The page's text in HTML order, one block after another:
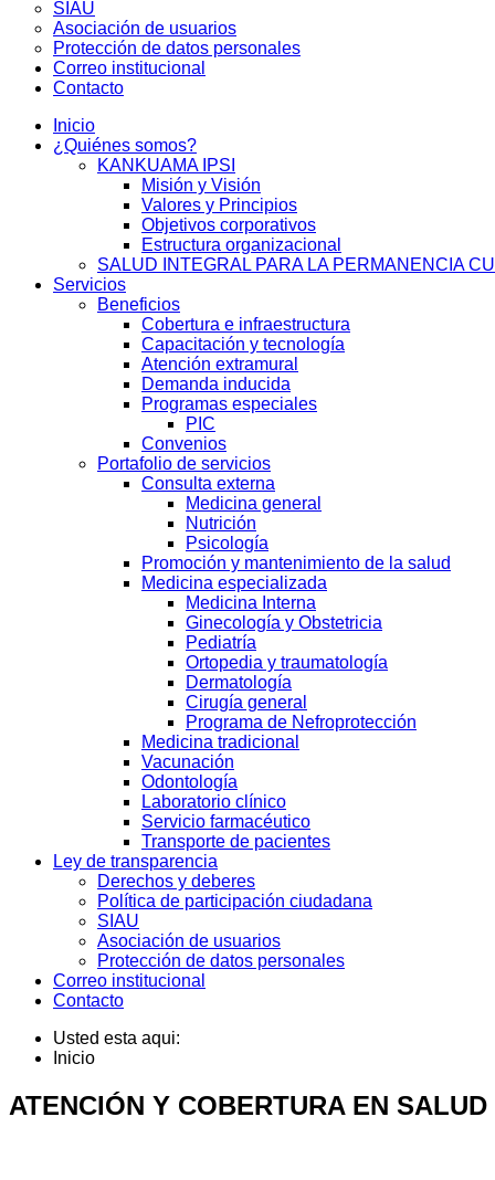
SIAU
Asociación de usuarios
Protección de datos personales
Correo institucional
Contacto
Inicio
¿Quiénes somos?
KANKUAMA IPSI
Misión y Visión
Valores y Principios
Objetivos corporativos
Estructura organizacional
SALUD INTEGRAL PARA LA PERMANENCIA
Servicios
Beneficios
Cobertura e infraestructura
Capacitación y tecnología
Atención extramural
Demanda inducida
Programas especiales
PIC
Convenios
Portafolio de servicios
Consulta externa
Medicina general
Nutrición
Psicología
Promoción y mantenimiento de la salud
Medicina especializada
Medicina Interna
Ginecología y Obstetricia
Pediatría
Ortopedia y traumatología
Dermatología
Cirugía general
Programa de Nefroprotección
Medicina tradicional
Vacunación
Odontología
Laboratorio clínico
Servicio farmacéutico
Transporte de pacientes
Ley de transparencia
Derechos y deberes
Política de participación ciudadana
SIAU
Asociación de usuarios
Protección de datos personales
Correo institucional
Contacto
Usted esta aqui:
Inicio
ATENCIÓN Y COBERTURA EN SALUD